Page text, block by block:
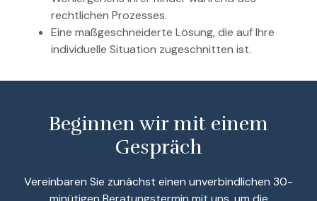
rechtlichen Prozesses.
Eine maßgeschneiderte Lösung, die auf Ihre
individuelle Situation zugeschnitten ist.
Beginnen wir mit einem
Gespräch
Vereinbaren Sie zunächst einen unverbindlichen 30-